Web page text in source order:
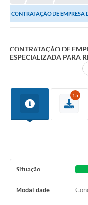
CONTRATAÇÃO DE EMPRESA
REFORMA DA PRAÇA CHICO
CONTRATAÇÃO DE
ESPECIALIZADA PARA
15
Situação
Modalidade